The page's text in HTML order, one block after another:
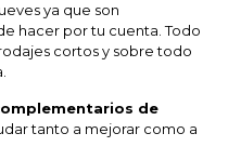
ya que son
hacer por tu cuenta.Todo
cortos y sobre todo
de
tanto a mejorar como a